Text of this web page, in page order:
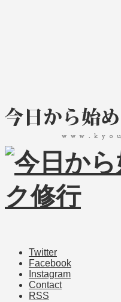
Twitter
Facebook
Instagram
Contact
RSS